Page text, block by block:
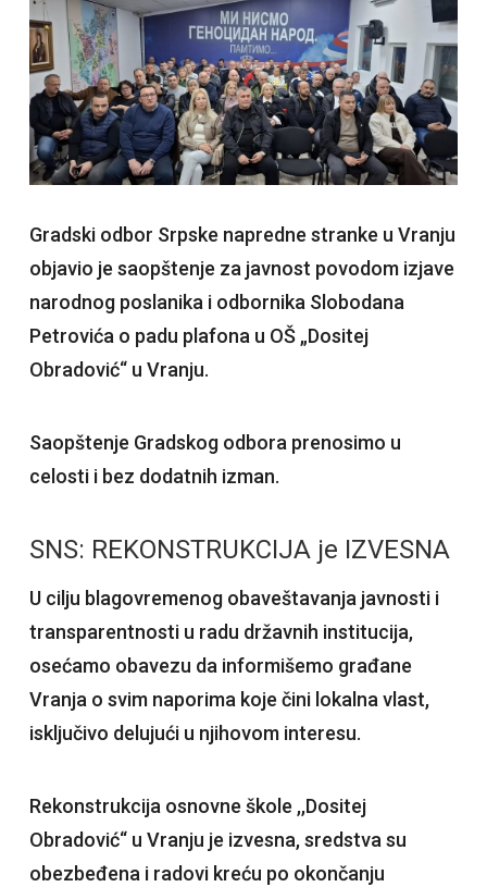
Gradski odbor Srpske napredne stranke u Vranju
objavio je saopštenje za javnost povodom izjave
narodnog poslanika i odbornika Slobodana
Petrovića o padu plafona u OŠ „Dositej
Obradović“ u Vranju.
Saopštenje Gradskog odbora prenosimo u
celosti i bez dodatnih izman.
SNS: REKONSTRUKCIJA je IZVESNA
U cilju blagovremenog obaveštavanja javnosti i
transparentnosti u radu državnih institucija,
osećamo obavezu da informišemo građane
Vranja o svim naporima koje čini lokalna vlast,
isključivo delujući u njihovom interesu.
Rekonstrukcija osnovne škole ,,Dositej
Obradović“ u Vranju je izvesna, sredstva su
obezbeđena i radovi kreću po okončanju